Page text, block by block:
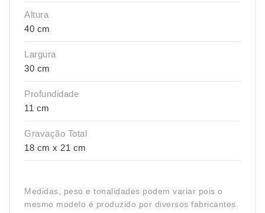
Altura
40 cm
Largura
30 cm
Profundidade
11 cm
Gravação Total
18 cm x 21 cm
Medidas, peso e tonalidades podem variar pois o
mesmo modelo é produzido por diversos fabricantes.